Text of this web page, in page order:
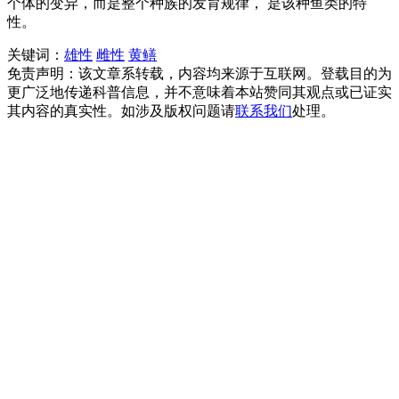
性。
关键词： 雄性 雌性 黄鳝
免责声明：该文章系转载，内容均来源于互联网。登载目的为
更广泛地传递科普信息，并不意味着本站赞同其观点或已证实
其内容的真实性。如涉及版权问题请联系我们处理。